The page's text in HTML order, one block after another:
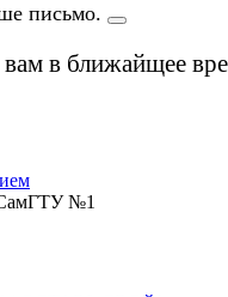
письмо.
в ближайщее
№1